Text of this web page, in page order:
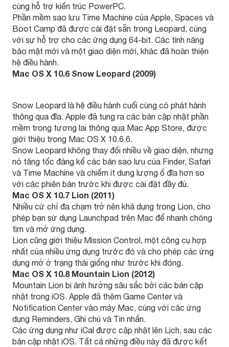
cùng hỗ trợ kiến trúc PowerPC.
Phần mềm sao lưu Time Machine của Apple, Spaces và
Boot Camp đã được cài đặt sẵn trong Leopard, cùng
với sự hỗ trợ cho các ứng dụng 64-bit. Các tính năng
bảo mật mới và một giao diện mới, khác đã hoàn thiện
hệ điều hành.
Mac OS X 10.6 Snow Leopard (2009)
Snow Leopard là hệ điều hành cuối cùng có phát hành
thông qua đĩa. Apple đã tung ra các bản cập nhật phần
mềm trong tương lai thông qua Mac App Store, được
giới thiệu trong Mac OS X 10.6.6.
Snow Leopard không thay đổi nhiều về giao diện, nhưng
nó tăng tốc đáng kể các bản sao lưu của Finder, Safari
và Time Machine và chiếm ít dung lượng ổ đĩa hơn so
với các phiên bản trước khi được cài đặt đầy đủ.
Mac OS X 10.7 Lion (2011)
Nhiều cử chỉ đa chạm trở nên khả dụng trong Lion, cho
phép bạn sử dụng Launchpad trên Mac để nhanh chóng
tìm và mở ứng dụng.
Lion cũng giới thiệu Mission Control, một công cụ hợp
nhất của nhiều ứng dụng trước đó và cho phép các ứng
dụng mở ở trạng thái giống như trước khi đóng.
Mac OS X 10.8 Mountain Lion (2012)
Mountain Lion bị ảnh hưởng sâu sắc bởi các bản cập
nhật trong iOS. Apple đã thêm Game Center và
Notification Center vào máy Mac, cùng với các ứng
dụng Reminders, Ghi chú và Tin nhắn.
Các ứng dụng như iCal được cập nhật lên Lịch, sau các
bản cập nhật iOS. Tất cả những điều này đã được kết